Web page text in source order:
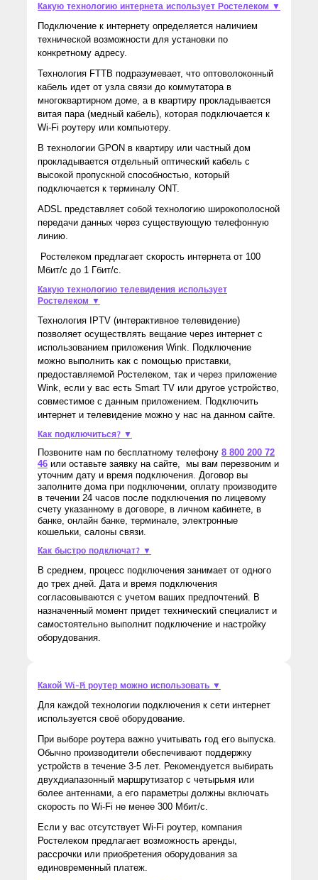
Какую технологию интернета использует Ростелеком ▼
Подключение к интернету определяется наличием
технической возможности для установки по
конкретному адресу.
Технология FTTB подразумевает, что оптоволоконный
кабель идет от узла связи до коммутатора в
многоквартирном доме, а в квартиру прокладывается
витая пара (медный кабель), которая подключается к
Wi-Fi роутеру или компьютеру.
В технологии GPON в квартиру или частный дом
прокладывается отдельный оптический кабель с
высокой пропускной способностью, который
подключается к терминалу ONT.
ADSL представляет собой технологию широкополосной
передачи данных через существующую телефонную
линию.
Ростелеком предлагает скорость интернета от 100
Мбит/с до 1 Гбит/с.
Какую технологию телевидения использует
Ростелеком ▼
Технология IPTV (интерактивное телевидение)
позволяет осуществлять вещание через интернет с
использованием приложения Wink. Подключение
можно выполнить как с помощью приставки,
предоставляемой Ростелеком, так и через приложение
Wink, если у вас есть Smart TV или другое устройство,
совместимое с данным приложением. Подключить
интернет и телевидение можно у нас на данном сайте.
Как подключиться? ▼
Позвоните нам по бесплатному телефону 8 800 200 72
46 или оставьте заявку на сайте, мы вам перезвоним и
уточним дату и время подключения. Договор вы
заполните дома при подключении, оплату производите
в течении 24 часов после подключения по лицевому
счету указанному в договоре, в личном кабинете, в
банке, онлайн банке, терминале, электронные
кошельки, салоны связи.
Как быстро подключат? ▼
В среднем, процесс подключения занимает от одного
до трех дней. Дата и время подключения
согласовываются с учетом ваших предпочтений. В
назначенный момент придет технический специалист и
самостоятельно выполнит подключение и настройку
оборудования.
Какой Wi-Fi роутер можно использовать ▼
Для каждой технологии подключения к сети интернет
используется своё оборудование.
При выборе роутера важно учитывать год его выпуска.
Обычно производители обеспечивают поддержку
устройств в течение 3-5 лет. Рекомендуется выбирать
двухдиапазонный маршрутизатор с четырьмя или
более антеннами, а его параметры должны включать
скорость по Wi-Fi не менее 300 Мбит/с.
Если у вас отсутствует Wi-Fi роутер, компания
Ростелеком предлагает возможность аренды,
рассрочки или приобретения оборудования за
единовременный платеж.